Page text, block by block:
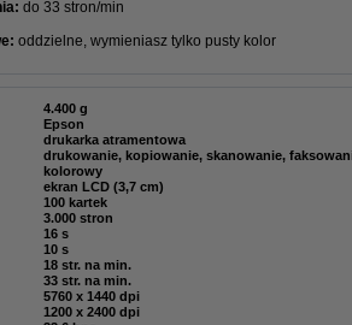
do 33 stron/min
oddzielne, wymieniasz tylko pusty kolor
4.400 g
Epson
drukarka atramentowa
drukowanie, kopiowanie, skanowanie,
kolorowy
ekran LCD (3,7 cm)
100 kartek
3.000 stron
16 s
10 s
18 str. na min.
33 str. na min.
5760 x 1440 dpi
1200 x 2400 dpi